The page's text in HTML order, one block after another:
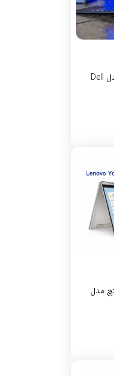
مقایسه سرفیس پرو 8 با تبلت 2 در 1 دل مدل Dell
پرو 8 با لپ تاپ لنوو 14 اینچ مدل